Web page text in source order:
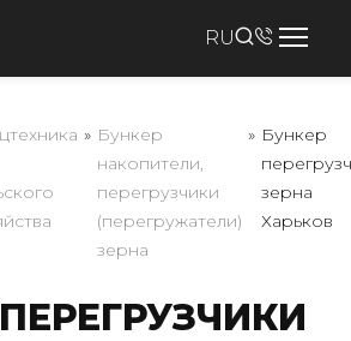
RU
» Бункер
накопители,
перегрузчики
(перегружатели)
зерна
» Бункер
зерна
Харьков